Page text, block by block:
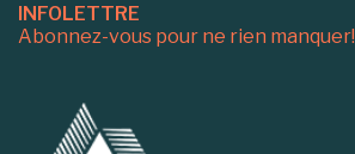
INFOLETTRE
Abonnez-vous pour ne rien manquer!